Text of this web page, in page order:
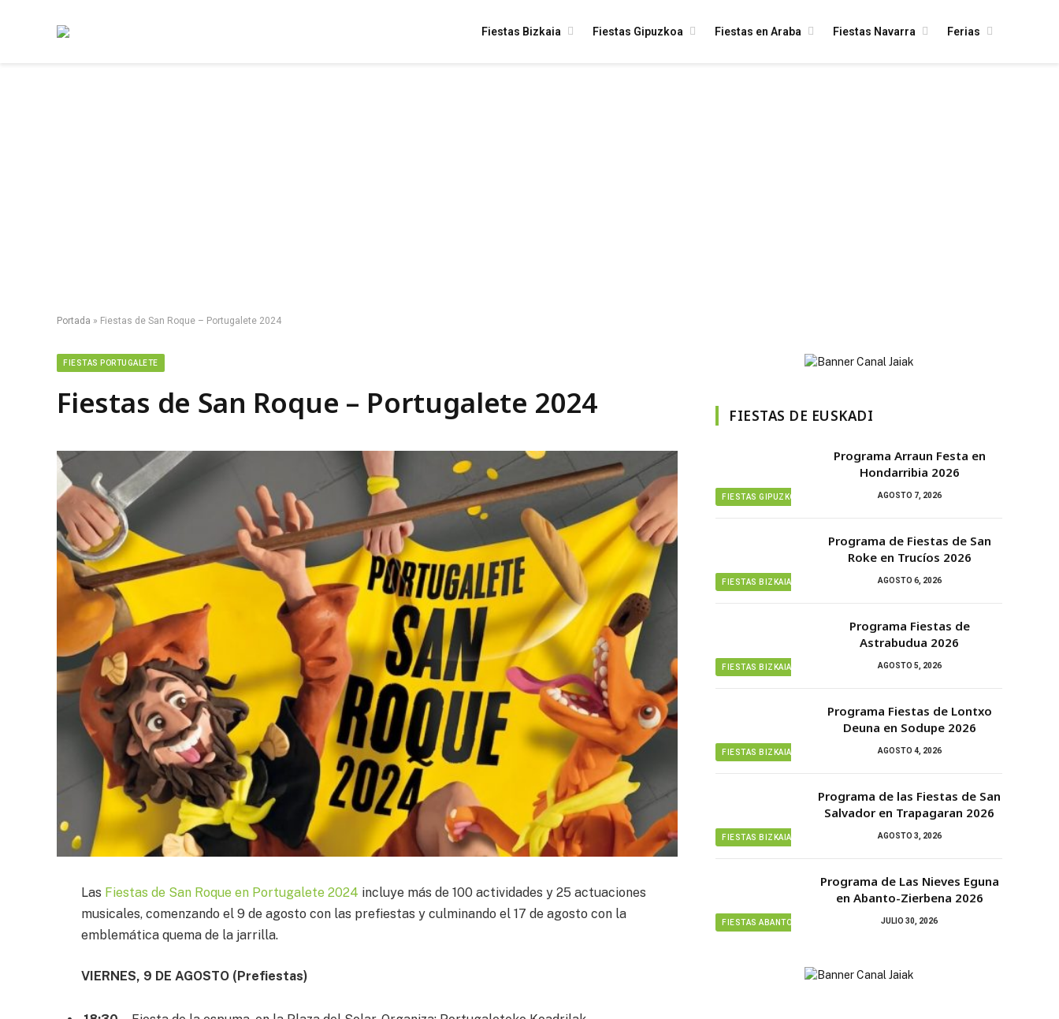
Fiestas Bizkaia Fiestas Gipuzkoa Fiestas en Araba Fiestas Navarra Ferias
Portada » Fiestas de San Roque – Portugalete 2024
FIESTAS PORTUGALETE
Fiestas de San Roque – Portugalete 2024
Las Fiestas de San Roque en Portugalete 2024 incluye más de 100 actividades y 25 actuaciones
musicales, comenzando el 9 de agosto con las prefiestas y culminando el 17 de agosto con la
emblemática quema de la jarrilla.
VIERNES, 9 DE AGOSTO (Prefiestas)
FIESTAS DE EUSKADI
FIESTAS GIPUZKOA
Programa Arraun Festa en
Hondarribia 2026
AGOSTO 7, 2026
FIESTAS BIZKAIA
Programa de Fiestas de San
Roke en Trucíos 2026
AGOSTO 6, 2026
FIESTAS BIZKAIA
Programa Fiestas de
Astrabudua 2026
AGOSTO 5, 2026
FIESTAS BIZKAIA
Programa Fiestas de Lontxo
Deuna en Sodupe 2026
AGOSTO 4, 2026
FIESTAS BIZKAIA
Programa de las Fiestas de San
Salvador en Trapagaran 2026
AGOSTO 3, 2026
FIESTAS ABANTO ZIERBENA
Programa de Las Nieves Eguna
en Abanto-Zierbena 2026
JULIO 30, 2026